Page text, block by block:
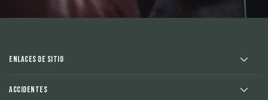
Enlaces de sitio
Accidentes